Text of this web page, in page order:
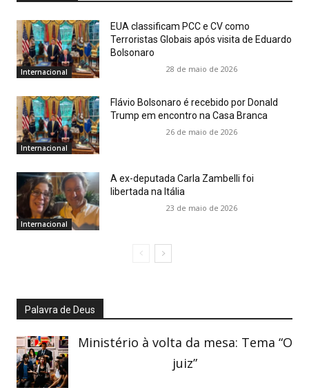
Internacional
EUA classificam PCC e CV como
Terroristas Globais após visita de Eduardo
Bolsonaro
28 de maio de 2026
Internacional
Flávio Bolsonaro é recebido por Donald
Trump em encontro na Casa Branca
26 de maio de 2026
Internacional
A ex-deputada Carla Zambelli foi
libertada na Itália
23 de maio de 2026
Palavra de Deus
Ministério à volta da mesa: Tema “O
juiz”